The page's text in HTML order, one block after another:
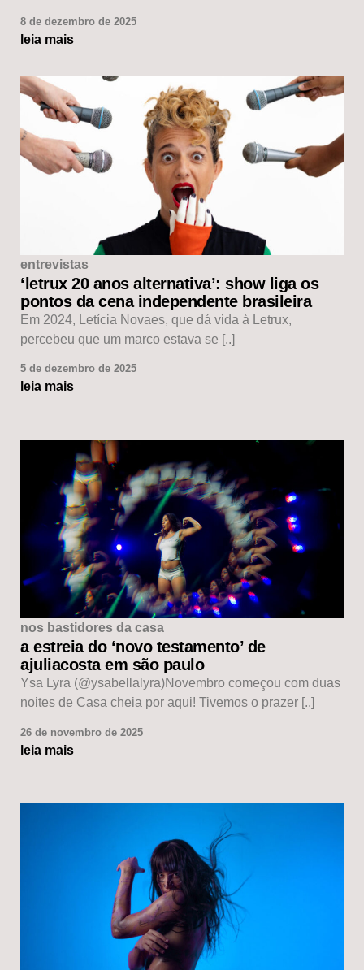
8 de dezembro de 2025
leia mais
entrevistas
‘letrux 20 anos alternativa’: show liga os
pontos da cena independente brasileira
Em 2024, Letícia Novaes, que dá vida à Letrux,
percebeu que um marco estava se [..]
5 de dezembro de 2025
leia mais
nos bastidores da casa
a estreia do ‘novo testamento’ de
ajuliacosta em são paulo
Ysa Lyra (@ysabellalyra)Novembro começou com duas
noites de Casa cheia por aqui! Tivemos o prazer [..]
26 de novembro de 2025
leia mais